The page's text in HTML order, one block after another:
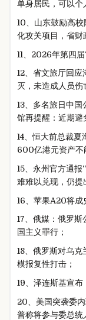
单身居民，可以个
10、山东鼓励高
化攻关项目，省财
11、2026年第四
12、省文旅厅回
灭，未造成人员伤
13、多名旅日中
馆再提醒：近期避
14、恒大前总裁
600亿港元资产不
15、永州官方通报
难难以兑现，仍提
16、苹果A20将成
17、俄媒：俄罗
国主义罪行；
18、俄罗斯对乌
模报复性打击；
19、泽连斯基宣布
20、美国突袭委
普称将参与委总统